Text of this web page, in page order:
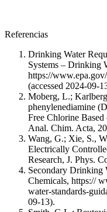
Referencias
Drinking Water
Systems – Drinking
https://
(accessed 2024-09-
Moberg, L.;
phenylenediamine
Free Chlorine
Anal. Chim. Acta,
Wang, G.; Xie, S.,
Electrically
Research, J. Phys.
Secondary Drinking
Chemicals, https://
water-standards-
09-13).